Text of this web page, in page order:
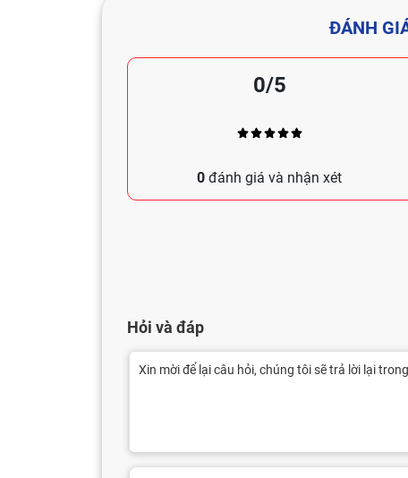
ĐÁNH
0/5
0 đánh giá và nhận xét
Hỏi và đáp